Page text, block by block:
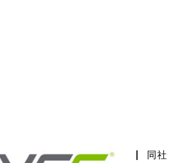
同社